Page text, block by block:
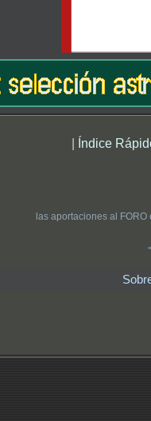
| Índice
las aportaciones al